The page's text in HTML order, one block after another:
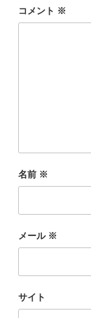
コメント ※
名前 ※
メール ※
サイト